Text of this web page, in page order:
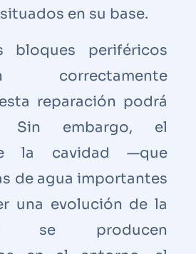
en su base.
bloques periféricos
correctamente
reparación podrá
Sin embargo, el
la cavidad —que
de agua importantes
una evolución de la
se producen